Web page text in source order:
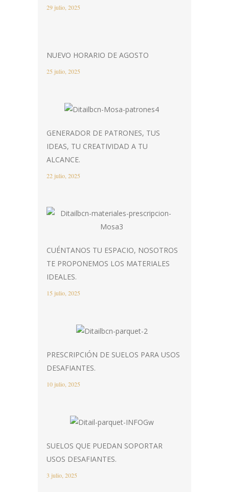
29 julio, 2025
NUEVO HORARIO DE AGOSTO
25 julio, 2025
GENERADOR DE PATRONES, TUS
IDEAS, TU CREATIVIDAD A TU
ALCANCE.
22 julio, 2025
CUÉNTANOS TU ESPACIO, NOSOTROS
TE PROPONEMOS LOS MATERIALES
IDEALES.
15 julio, 2025
PRESCRIPCIÓN DE SUELOS PARA USOS
DESAFIANTES.
10 julio, 2025
SUELOS QUE PUEDAN SOPORTAR
USOS DESAFIANTES.
3 julio, 2025